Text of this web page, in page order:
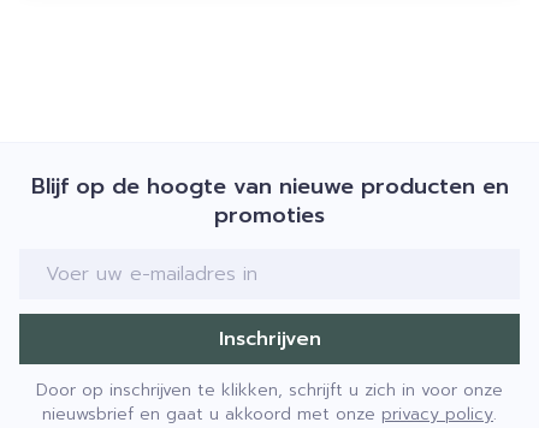
Blijf op de hoogte van nieuwe producten en
promoties
E-mail adres
Inschrijven
Door op inschrijven te klikken, schrijft u zich in voor onze
nieuwsbrief en gaat u akkoord met onze privacy policy.